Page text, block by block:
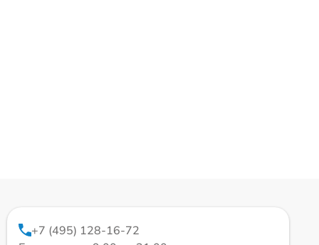
+7 (495) 128-16-72